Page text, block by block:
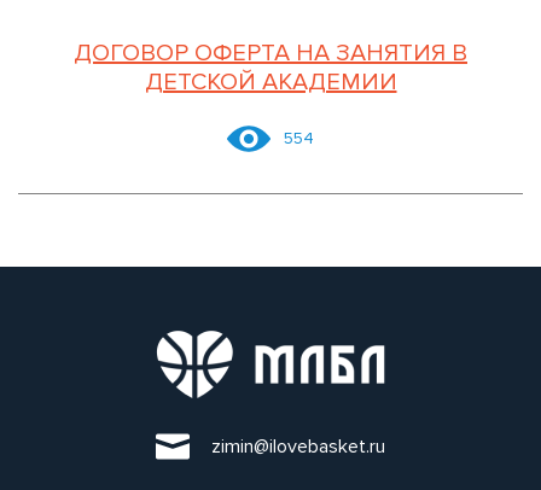
ДОГОВОР ОФЕРТА НА ЗАНЯТИЯ В
ДЕТСКОЙ АКАДЕМИИ
554
zimin@ilovebasket.ru